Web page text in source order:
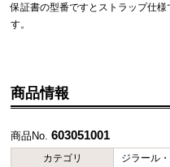
保証書の型番ですとストラップ仕
す。
商品情報
商品No.603051001
カテゴリ
ジラール